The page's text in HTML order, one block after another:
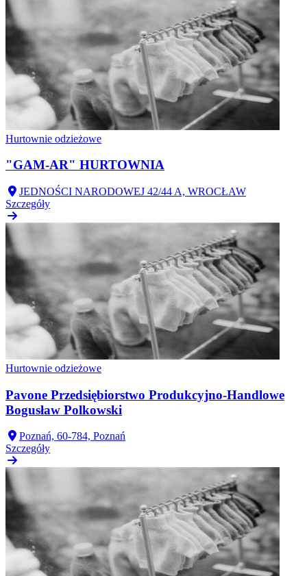
Hurtownie odzieżowe
"GAM-AR" HURTOWNIA
JEDNOŚCI NARODOWEJ 42/44 A, WROCŁAW
Szczegóły
Hurtownie odzieżowe
Pavone Przedsiębiorstwo Produkcyjno-Handlowe
Bogusław Polkowski
Poznań, 60-784, Poznań
Szczegóły